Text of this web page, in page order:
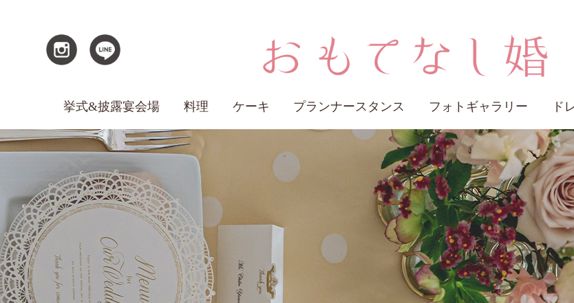
挙式&披露宴会場 料理 ケーキ プランナースタンス フォトギャラリー ド